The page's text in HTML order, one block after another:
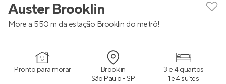
Auster Brooklin
More a 550 m da estação Brooklin do metrô!
Pronto para morar Brooklin
São Paulo - SP
3 e 4 quartos
1 e 4 suítes